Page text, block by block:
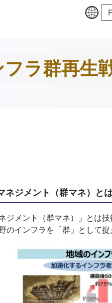
ラ群再生
ネジメント（群マネ）とは
メント（群マネ）」とは
のインフラを「群」として